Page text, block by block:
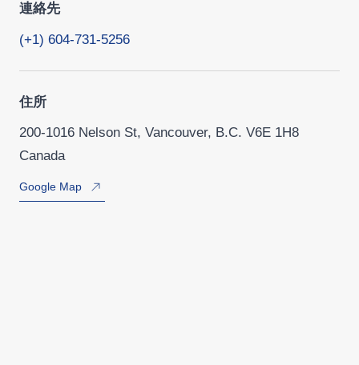
連絡先
(+1) 604-731-5256
住所
200-1016 Nelson St, Vancouver, B.C. V6E 1H8
Canada
Google Map